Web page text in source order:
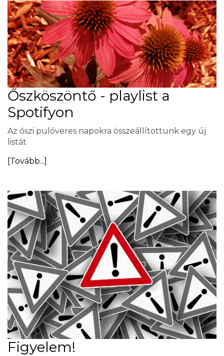
Őszköszöntő - playlist a
Spotifyon
Az őszi pulóveres napokra összeállítottunk egy új
listát
[Tovább...]
Figyelem!